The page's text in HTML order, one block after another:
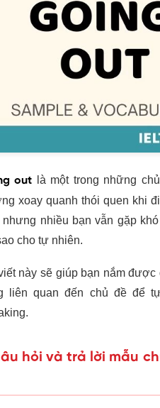
outlà một trong những
xoay quanh thói quen khi
nhưng nhiều bạn vẫn gặp
cho tự nhiên.
này sẽ giúp bạn nắm
liên quan đến chủ đề để
hỏi và trả lời mẫu